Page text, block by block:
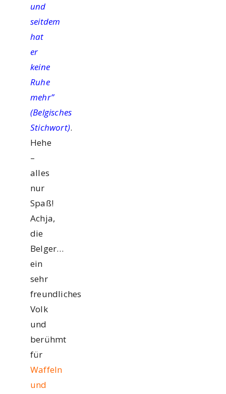
und
seitdem
hat
er
keine
Ruhe
mehr”
(Belgisches
Stichwort).
Hehe
–
alles
nur
Spaß!
Achja,
die
Belger…
ein
sehr
freundliches
Volk
und
berühmt
für
Waffeln
und